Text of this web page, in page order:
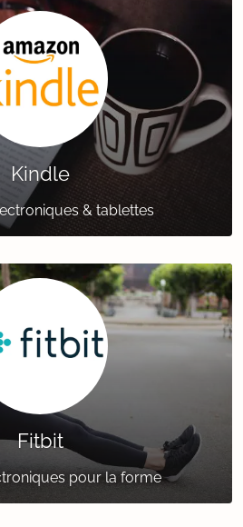
Kindle
& tablettes
Fitbit
pour la forme